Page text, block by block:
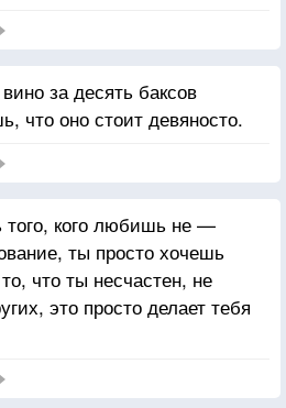
за десять баксов
что оно стоит девяносто.
того, кого любишь не —
ты просто хочешь
что ты несчастен, не
это просто делает тебя